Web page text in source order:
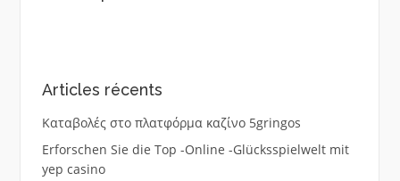
Articles récents
Καταβολές στο πλατφόρμα καζίνο 5gringos
Erforschen Sie die Top -Online -Glücksspielwelt mit
yep casino